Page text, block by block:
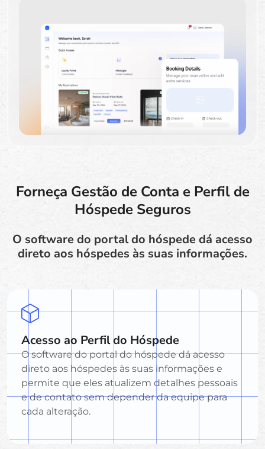
Forneça Gestão de Conta e Perfil de
Hóspede Seguros
O software do portal do hóspede dá acesso
direto aos hóspedes às suas informações.
Acesso ao Perfil do Hóspede
O software do portal do hóspede dá acesso
direto aos hóspedes às suas informações e
permite que eles atualizem detalhes pessoais
e de contato sem depender da equipe para
cada alteração.